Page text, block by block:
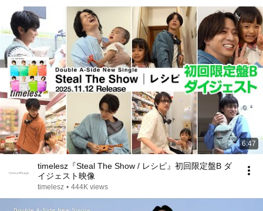
6:47
timelesz『Steal The Show / レシピ』初回限定盤B ダ
イジェスト映像
timelesz • 444K views